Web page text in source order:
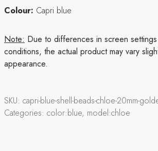
Colour: Capri blue
Note: Due to differences in screen
conditions, the actual product may vary
appearance.
SKU: capri-blue-shell-beads-chloe-20mm-
Categories: color:blue, model:chloe